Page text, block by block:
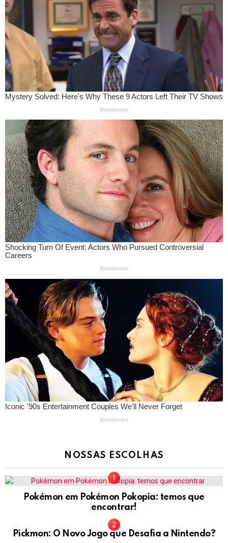
NOSSAS ESCOLHAS
Pokémon em Pokémon Pokopia: temos que
encontrar!
Pickmon: O Novo Jogo que Desafia a Nintendo?